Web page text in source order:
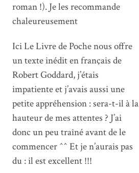
roman !). Je les recommande
chaleureusement
Ici Le Livre de Poche nous offre
un texte inédit en français de
Robert Goddard, j’étais
impatiente et j’avais aussi une
petite appréhension : sera-t-il à la
hauteur de mes attentes ? J’ai
donc un peu traîné avant de le
commencer ^^ Et je n’aurais pas
du : il est excellent !!!